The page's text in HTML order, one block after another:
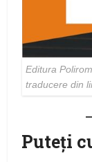
Editura
traducere din
Puteţi